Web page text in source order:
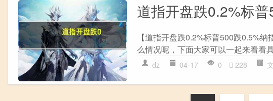
道指开盘跌0.2%标
【道指开盘跌0.2%标普500跌0.5%
么情况呢，下面大家可以一起来看看
dz 04-17 0 228